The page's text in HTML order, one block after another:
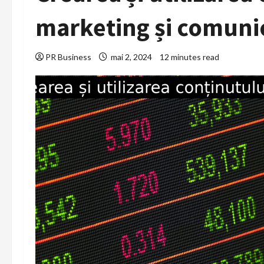
marketing și
PR Business mai 2, 2024 12 minutes read